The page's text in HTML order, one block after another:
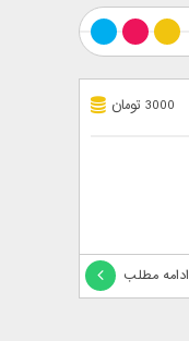
3000 تومان
ادامه مطلب